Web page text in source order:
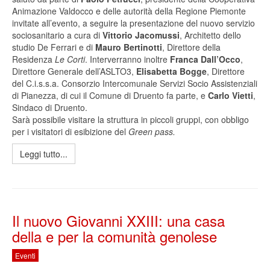
Animazione Valdocco e delle autorità della Regione Piemonte
invitate all’evento, a seguire la presentazione del nuovo servizio
sociosanitario a cura di Vittorio Jacomussi, Architetto dello
studio De Ferrari e di Mauro Bertinotti, Direttore della
Residenza Le Corti. Interverranno inoltre Franca Dall’Occo,
Direttore Generale dell’ASLTO3, Elisabetta Bogge, Direttore
del C.i.s.s.a. Consorzio Intercomunale Servizi Socio Assistenziali
di Pianezza, di cui il Comune di Druento fa parte, e Carlo Vietti,
Sindaco di Druento.
Sarà possibile visitare la struttura in piccoli gruppi, con obbligo
per i visitatori di esibizione del Green pass.
Leggi tutto...
Il nuovo Giovanni XXIII: una casa
della e per la comunità genolese
Eventi